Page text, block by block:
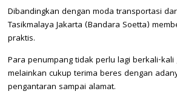
Dibandingkan dengan moda transportasi
Tasikmalaya Jakarta (Bandara Soetta)
praktis.
Para penumpang tidak perlu lagi berkali-
melainkan cukup terima beres dengan
pengantaran sampai alamat.